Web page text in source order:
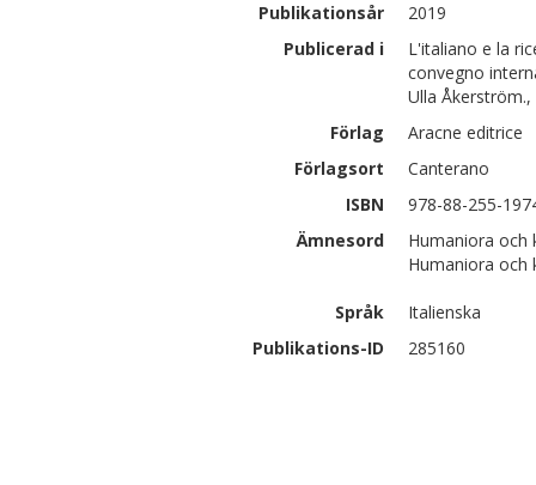
Publikationsår
2019
Publicerad i
L'italiano e la
convegno
Ulla
Förlag
Aracne editrice
Förlagsort
Canterano
ISBN
978-88-255-
Ämnesord
Humaniora och
Humaniora
Språk
Italienska
Publikations-ID
285160